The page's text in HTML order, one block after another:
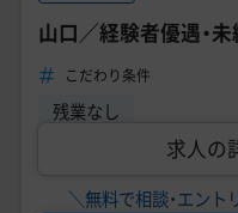
山口／経験者優遇・
こだわり条件
残業なし
求人の
＼無料で相談・エン